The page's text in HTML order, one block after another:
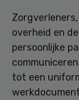
overheid en
persoonlijke
tot een